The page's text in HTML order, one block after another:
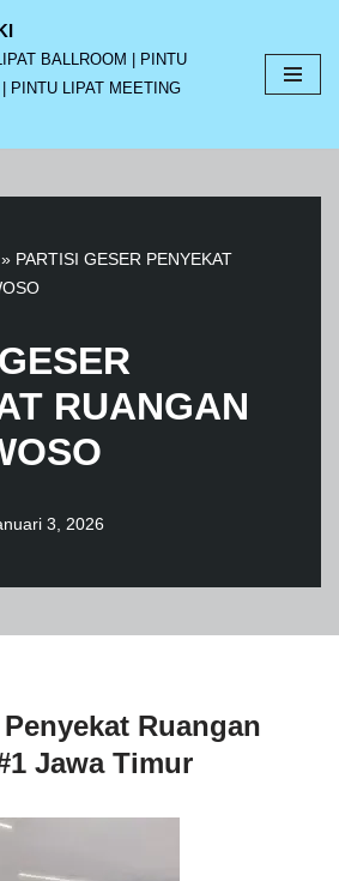
BALLROOM | PINTU
PINTU LIPAT MEETING
» PARTISI GESER PENYEKAT
RUANGAN
3, 2026
Ruangan
Jawa Timur